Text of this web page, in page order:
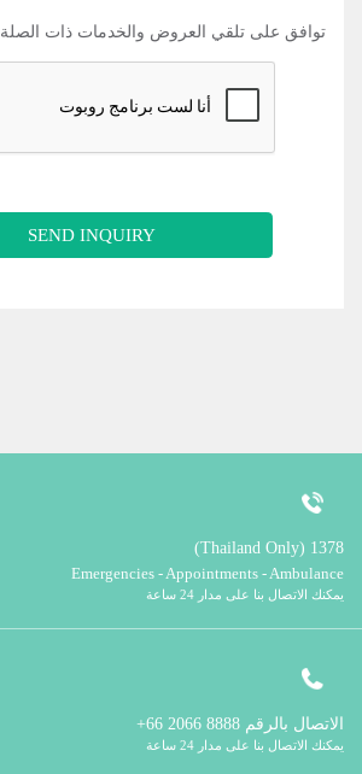
توافق على تلقي العروض والخدمات ذات الصلة
SEND INQUIRY
1378 (Thailand Only)
Emergencies - Appointments - Ambulance
يمكنك الاتصال بنا على مدار 24 ساعة
الاتصال بالرقم
يمكنك الاتصال بنا على مدار 24 ساعة